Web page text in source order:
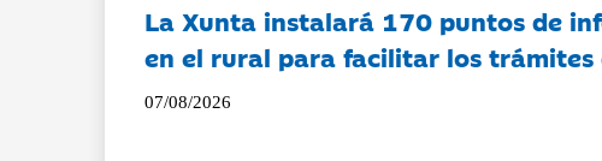
La Xunta instalará 170 puntos de
en el rural para facilitar los trámites
07/08/2026